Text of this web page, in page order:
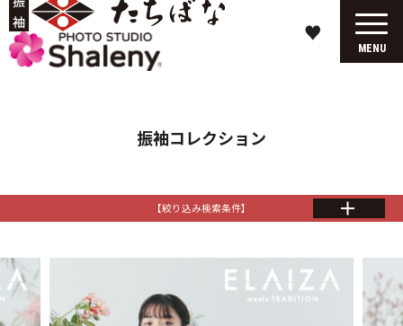
♥
MENU
振袖コレクション
【絞り込み検索条件】